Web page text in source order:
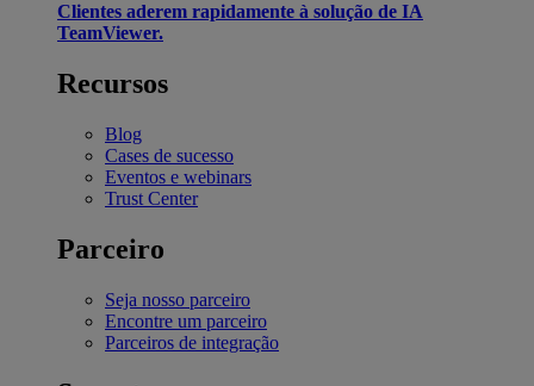
Clientes aderem rapidamente à solução de IA
TeamViewer.
Recursos
Blog
Cases de sucesso
Eventos e webinars
Trust Center
Parceiro
Seja nosso parceiro
Encontre um parceiro
Parceiros de integração